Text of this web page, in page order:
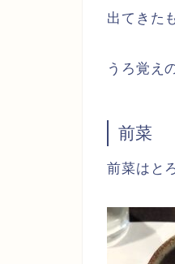
出てきた
うろ覚え
前菜
前菜はと